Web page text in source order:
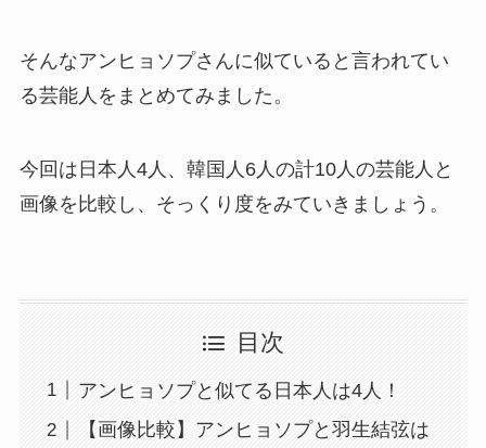
そんなアンヒョソプさんに似ていると言われてい
る芸能人をまとめてみました。
今回は日本人4人、韓国人6人の計10人の芸能人と
画像を比較し、そっくり度をみていきましょう。
目次
アンヒョソプと似てる日本人は4人！
【画像比較】アンヒョソプと羽生結弦は